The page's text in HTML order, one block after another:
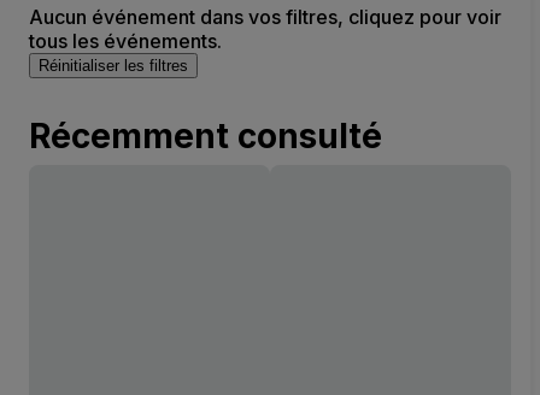
Aucun événement dans vos filtres, cliquez pour voir
tous les événements.
Réinitialiser les filtres
Récemment consulté